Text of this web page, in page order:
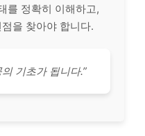
를 정확히 이해하고,
을 찾아야 합니다.
기초가 됩니다.”